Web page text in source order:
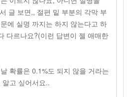
글 보면,, 절편 밑 부분의 각막 부
에 실명 까지는 하지 않는다고 하
다르나요?(이런 답변이 젤 애매한
확률은 0.1%도 되지 않을 거라는
고 싶어서요..